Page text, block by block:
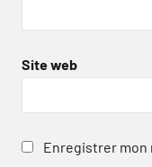
Site web
Enregistrer mon